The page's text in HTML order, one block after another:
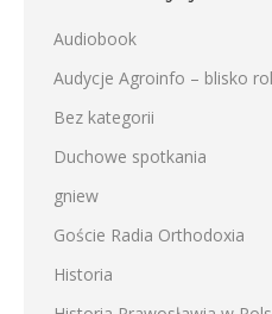
Audiobook
Audycje Agroinfo – blisko
Bez kategorii
Duchowe spotkania
gniew
Goście Radia Orthodoxia
Historia